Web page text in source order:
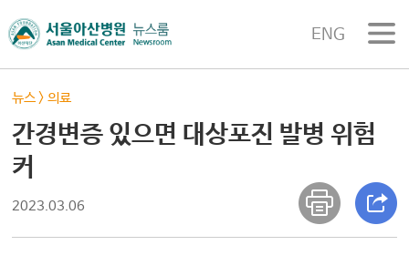
ENG
뉴스 >의료
간경변증 있으면 대상포진 발병 위험
커
2023.03.06